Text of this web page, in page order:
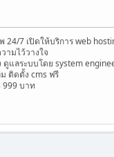
24/7 เปิดให้บริการ web
ามไว้วางใจ
แลระบบโดย system
ม ติดตั้ง cms ฟรี
999 บาท